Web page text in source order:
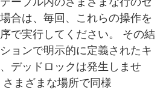
合は、毎回、これらの操作を
で実行してください。 その結
ョンで明示的に定義されたキ
デッドロックは発生しませ
まざまな場所で同様